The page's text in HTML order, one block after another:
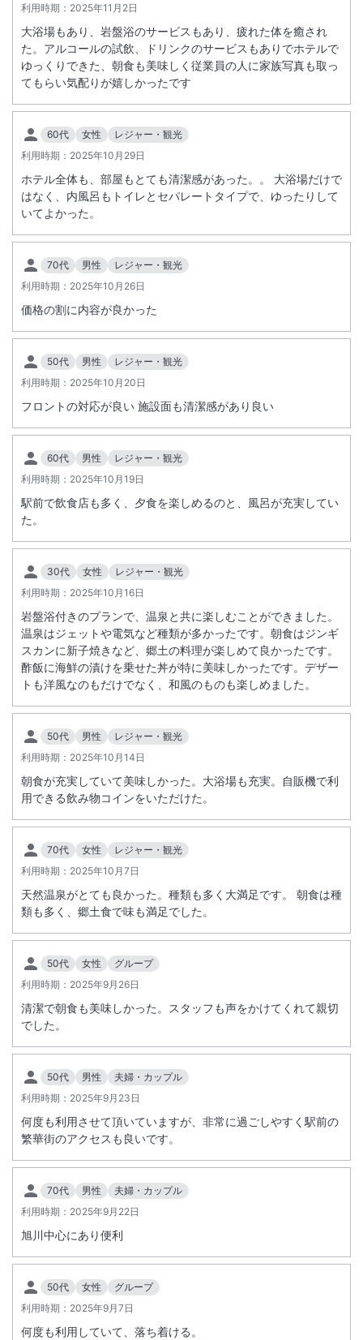
全客室禁煙
喫煙所あり：１階ロビー及、２階「みなぴりかの湯」
※２階「みなぴりかの湯」喫煙ブースは
「みなぴりかの湯」営業時間内のみ利用可能です。
和洋室について
4名時：ベッド×2布団2組
3名時：ベッド×2布団1組
利用時期： 2025年11月2日
大浴場もあり、岩盤浴のサービスもあり、疲れた体を癒され
た。アルコールの試飲、ドリンクのサービスもありでホテルで
ゆっくりできた、朝食も美味しく従業員の人に家族写真も取っ
てもらい気配りが嬉しかったです
60代 女性
レジャー・観光
利用時期： 2025年10月29日
ホテル全体も、部屋もとても清潔感があった。。 大浴場だけで
はなく、内風呂もトイレとセパレートタイプで、ゆったりして
いてよかった。
70代 男性
レジャー・観光
利用時期： 2025年10月26日
価格の割に内容が良かった
50代 男性
レジャー・観光
利用時期： 2025年10月20日
フロントの対応が良い 施設面も清潔感があり良い
60代 男性
レジャー・観光
利用時期： 2025年10月19日
駅前で飲食店も多く、夕食を楽しめるのと、風呂が充実してい
た。
30代 女性
レジャー・観光
利用時期： 2025年10月16日
岩盤浴付きのプランで、温泉と共に楽しむことができました。
温泉はジェットや電気など種類が多かったです。朝食はジンギ
スカンに新子焼きなど、郷土の料理が楽しめて良かったです。
酢飯に海鮮の漬けを乗せた丼が特に美味しかったです。デザー
トも洋風なのもだけでなく、和風のものも楽しめました。
50代 男性
レジャー・観光
利用時期： 2025年10月14日
朝食が充実していて美味しかった。大浴場も充実。自販機で利
用できる飲み物コインをいただけた。
70代 女性
レジャー・観光
利用時期： 2025年10月7日
天然温泉がとても良かった。種類も多く大満足です。 朝食は種
類も多く、郷土食で味も満足でした。
50代 女性
グループ
利用時期： 2025年9月26日
清潔で朝食も美味しかった。スタッフも声をかけてくれて親切
でした。
50代 男性
夫婦・カップル
利用時期： 2025年9月23日
何度も利用させて頂いていますが、非常に過ごしやすく駅前の
繁華街のアクセスも良いです。
70代 男性
夫婦・カップル
利用時期： 2025年9月22日
旭川中心にあり便利
50代 女性
グループ
利用時期： 2025年9月7日
何度も利用していて、落ち着ける。